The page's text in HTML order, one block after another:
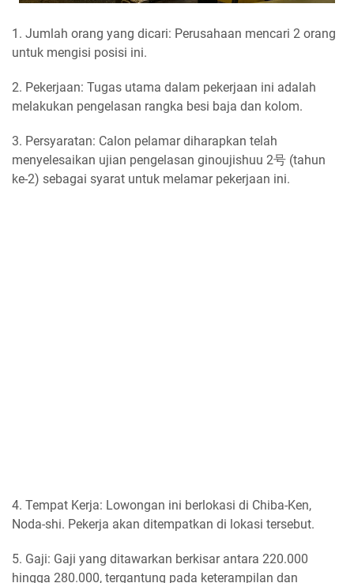
1. Jumlah orang yang dicari: Perusahaan mencari 2 orang
untuk mengisi posisi ini.
2. Pekerjaan: Tugas utama dalam pekerjaan ini adalah
melakukan pengelasan rangka besi baja dan kolom.
3. Persyaratan: Calon pelamar diharapkan telah
menyelesaikan ujian pengelasan ginoujishuu 2号 (tahun
ke-2) sebagai syarat untuk melamar pekerjaan ini.
4. Tempat Kerja: Lowongan ini berlokasi di Chiba-Ken,
Noda-shi. Pekerja akan ditempatkan di lokasi tersebut.
5. Gaji: Gaji yang ditawarkan berkisar antara 220.000
hingga 280.000, tergantung pada keterampilan dan